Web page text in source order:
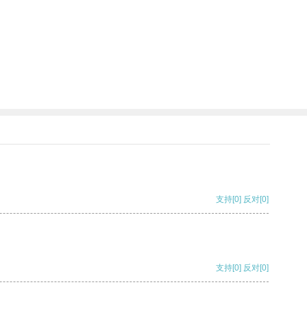
支持[0] 反对[0]
支持[0] 反对[0]